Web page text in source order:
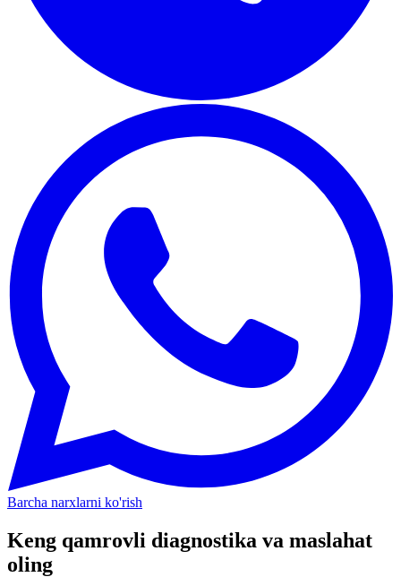
Barcha narxlarni ko'rish
Keng qamrovli diagnostika va maslahat
oling